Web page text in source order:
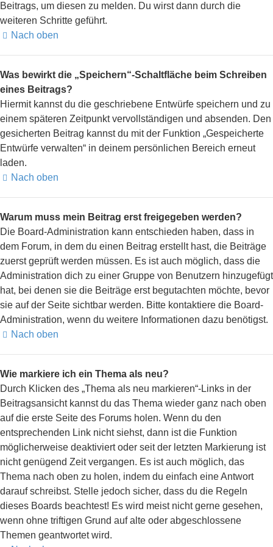
Beitrags, um diesen zu melden. Du wirst dann durch die
weiteren Schritte geführt.
Nach oben
Was bewirkt die „Speichern“-Schaltfläche beim Schreiben
eines Beitrags?
Hiermit kannst du die geschriebene Entwürfe speichern und zu
einem späteren Zeitpunkt vervollständigen und absenden. Den
gesicherten Beitrag kannst du mit der Funktion „Gespeicherte
Entwürfe verwalten“ in deinem persönlichen Bereich erneut
laden.
Nach oben
Warum muss mein Beitrag erst freigegeben werden?
Die Board-Administration kann entschieden haben, dass in
dem Forum, in dem du einen Beitrag erstellt hast, die Beiträge
zuerst geprüft werden müssen. Es ist auch möglich, dass die
Administration dich zu einer Gruppe von Benutzern hinzugefügt
hat, bei denen sie die Beiträge erst begutachten möchte, bevor
sie auf der Seite sichtbar werden. Bitte kontaktiere die Board-
Administration, wenn du weitere Informationen dazu benötigst.
Nach oben
Wie markiere ich ein Thema als neu?
Durch Klicken des „Thema als neu markieren“-Links in der
Beitragsansicht kannst du das Thema wieder ganz nach oben
auf die erste Seite des Forums holen. Wenn du den
entsprechenden Link nicht siehst, dann ist die Funktion
möglicherweise deaktiviert oder seit der letzten Markierung ist
nicht genügend Zeit vergangen. Es ist auch möglich, das
Thema nach oben zu holen, indem du einfach eine Antwort
darauf schreibst. Stelle jedoch sicher, dass du die Regeln
dieses Boards beachtest! Es wird meist nicht gerne gesehen,
wenn ohne triftigen Grund auf alte oder abgeschlossene
Themen geantwortet wird.